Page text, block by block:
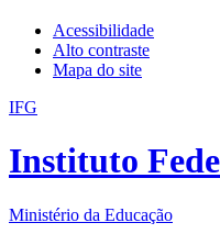
Acessibilidade
Alto contraste
Mapa do site
IFG
Instituto
Ministério da Educação